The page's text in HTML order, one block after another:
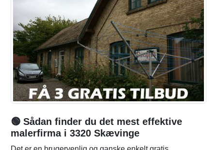
🟢 Sådan finder du det mest effektive
malerfirma i 3320 Skævinge